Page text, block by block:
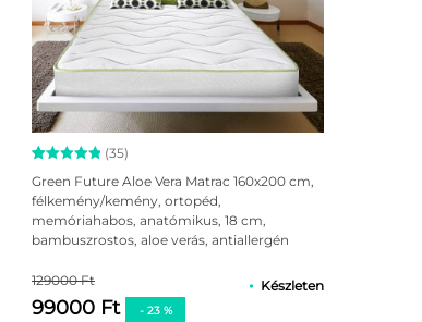
Értékelés
ből,
35
értékelés
alapján
(35)
Green Future Aloe Vera Matrac 160x200 cm,
félkemény/kemény, ortopéd,
memóriahabos, anatómikus, 18 cm,
bambuszrostos, aloe verás, antiallergén
129000 Ft
99000 Ft - 23 %
Készleten